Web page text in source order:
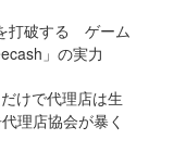
打破する ゲーム
」の実力
けで代理店は生
理店協会が暴く